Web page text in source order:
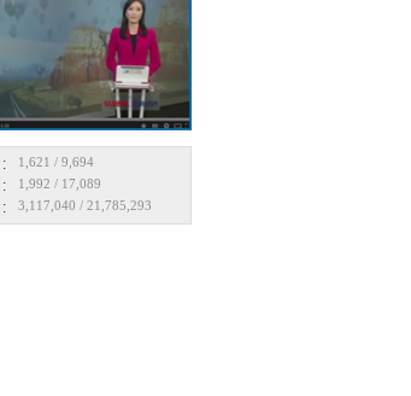
1,621 / 9,694
1,992 / 17,089
3,117,040 / 21,785,293